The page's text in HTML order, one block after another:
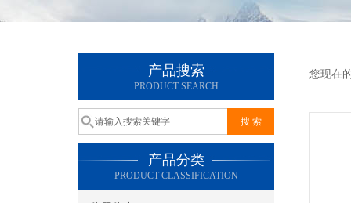
产品搜索
PRODUCT SEARCH
产品分类
PRODUCT CLASSIFICATION
您现在